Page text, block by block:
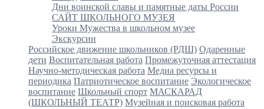
Дни воинской славы и памятные даты России
САЙТ ШКОЛЬНОГО МУЗЕЯ
Уроки Мужества в школьном музее
Экскурсии
Российское движение школьников (РДШ) Одаренные
дети Воспитательная работа Промежуточная аттестация
Научно-методическая работа Медиа ресурсы и
периодика Патриотическое воспитание Экологическое
воспитание Школьный спорт МАСКАРАД
(ШКОЛЬНЫЙ ТЕАТР) Музейная и поисковая работа